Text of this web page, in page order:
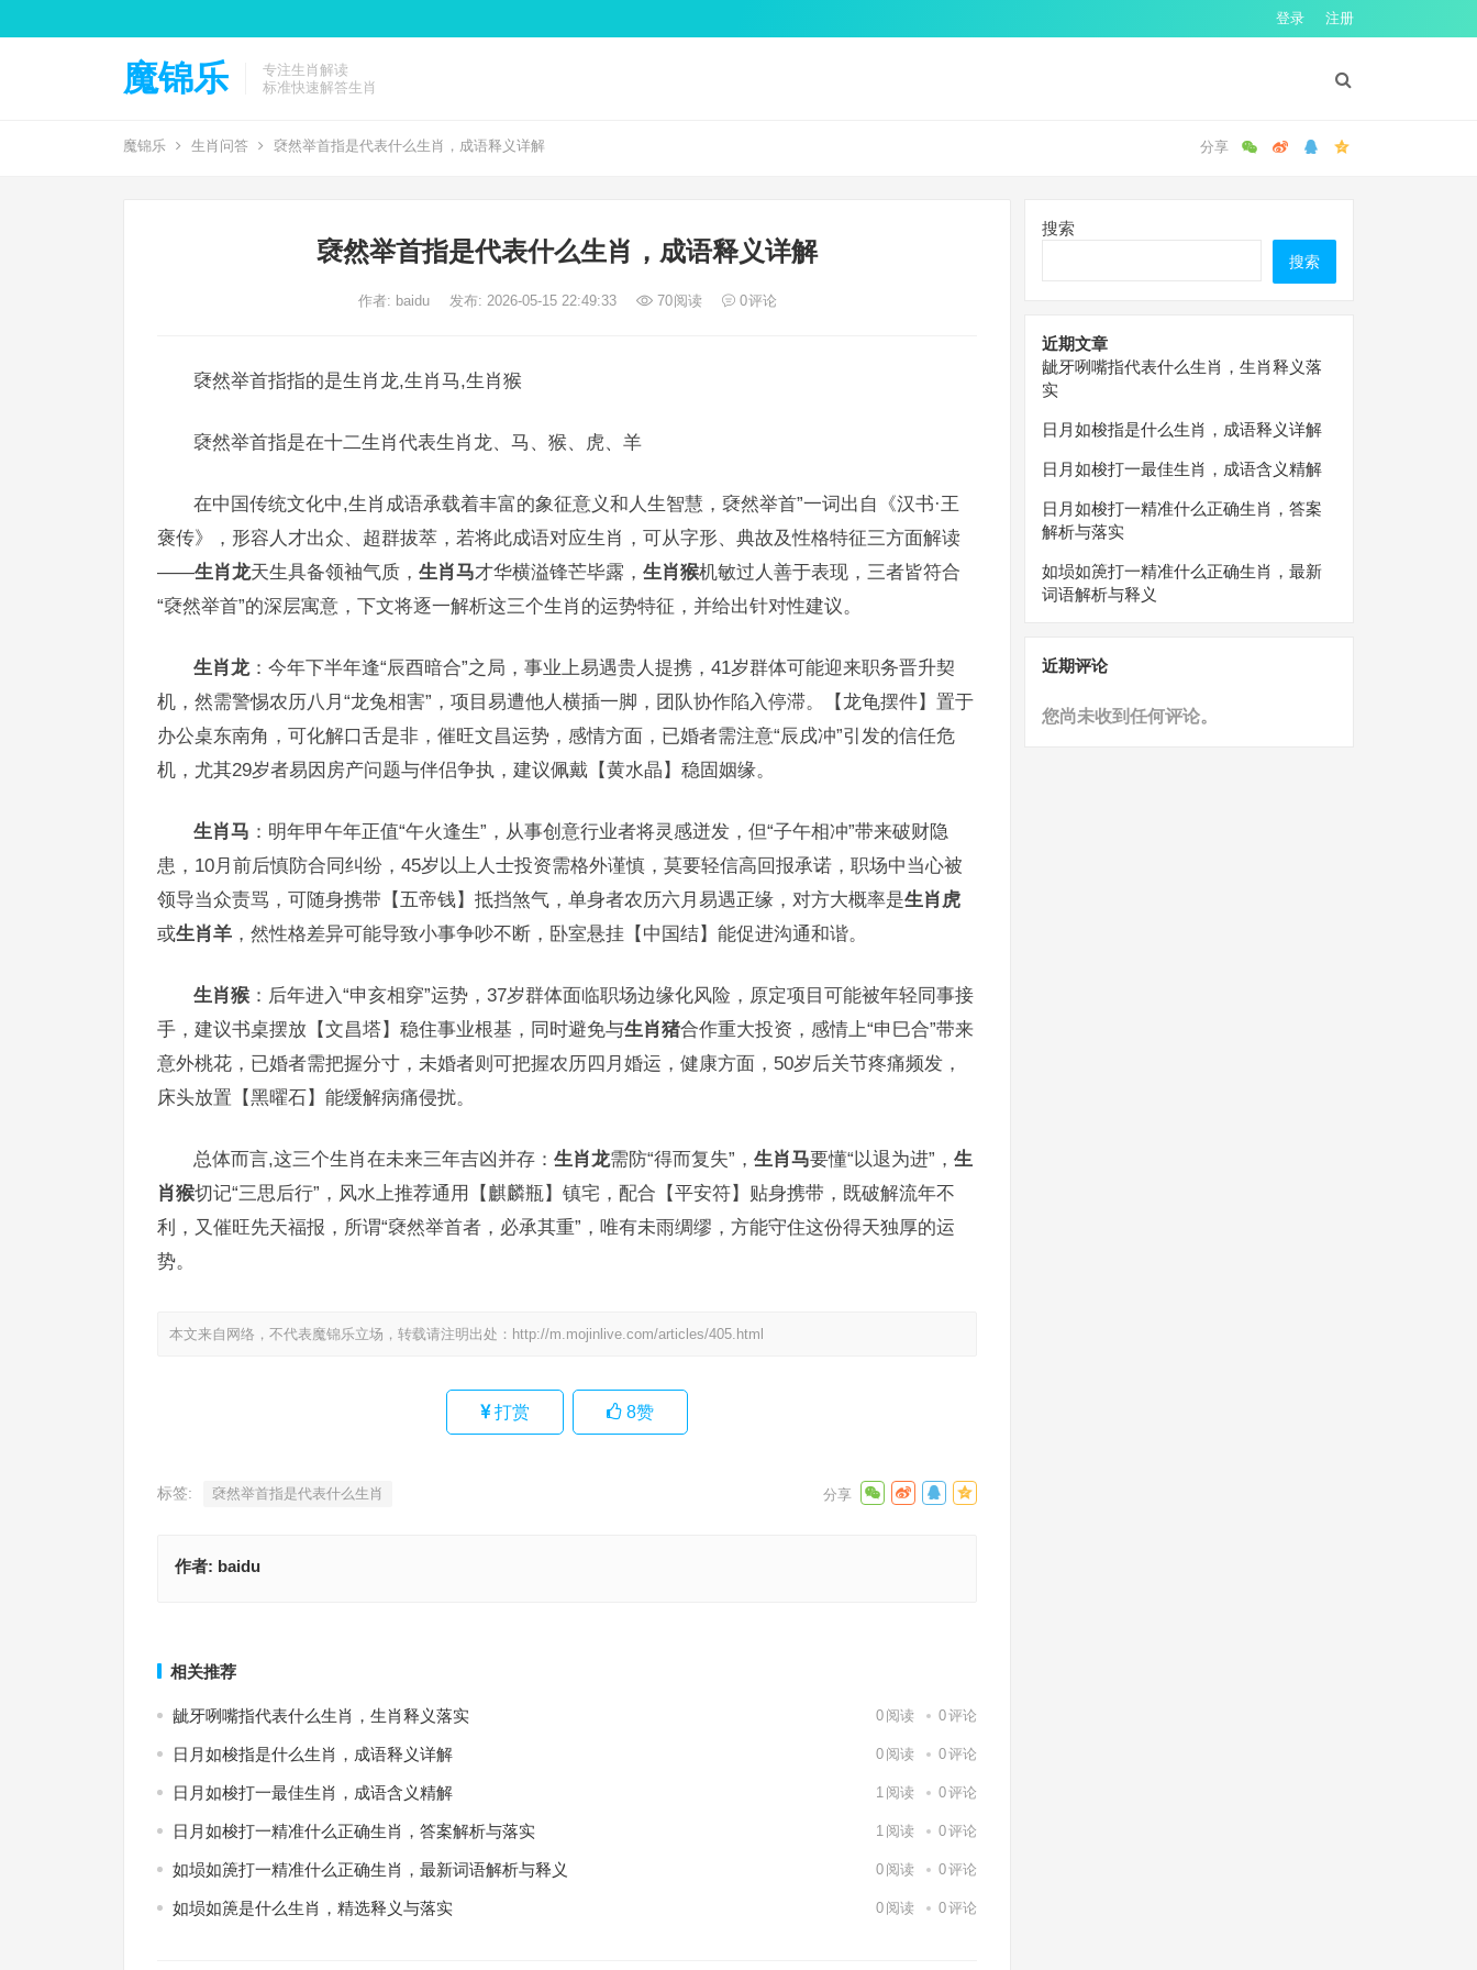
登录 注册
魔锦乐
专注生肖解读
标准快速解答生肖
魔锦乐 生肖问答 褎然举首指是代表什么生肖，成语释义详解
褎然举首指是代表什么生肖，成语释义详解
作者: baidu 发布: 2026-05-15 22:49:33 70阅读 0评论
褎然举首指指的是生肖龙,生肖马,生肖猴
褎然举首指是在十二生肖代表生肖龙、马、猴、虎、羊
在中国传统文化中,生肖成语承载着丰富的象征意义和人生智慧，褎然举首”一词出自《汉书·王
褒传》，形容人才出众、超群拔萃，若将此成语对应生肖，可从字形、典故及性格特征三方面解读
——生肖龙天生具备领袖气质， 生肖马才华横溢锋芒毕露， 生肖猴机敏过人善于表现，三者皆符合
“褎然举首”的深层寓意，下文将逐一解析这三个生肖的运势特征，并给出针对性建议。
生肖龙：今年下半年逢“辰酉暗合”之局，事业上易遇贵人提携，41岁群体可能迎来职务晋升契
机，然需警惕农历八月“龙兔相害”，项目易遭他人横插一脚，团队协作陷入停滞。【龙龟摆件】置于
办公桌东南角，可化解口舌是非，催旺文昌运势，感情方面，已婚者需注意“辰戌冲”引发的信任危
机，尤其29岁者易因房产问题与伴侣争执，建议佩戴【黄水晶】稳固姻缘。
生肖马 ：明年甲午年正值“午火逢生”，从事创意行业者将灵感迸发，但“子午相冲”带来破财隐
患，10月前后慎防合同纠纷，45岁以上人士投资需格外谨慎，莫要轻信高回报承诺，职场中当心被
领导当众责骂，可随身携带【五帝钱】抵挡煞气，单身者农历六月易遇正缘，对方大概率是生肖虎
或生肖羊 ，然性格差异可能导致小事争吵不断，卧室悬挂【中国结】能促进沟通和谐。
生肖猴 ：后年进入“申亥相穿”运势，37岁群体面临职场边缘化风险，原定项目可能被年轻同事接
手，建议书桌摆放【文昌塔】稳住事业根基，同时避免与生肖猪合作重大投资，感情上“申巳合”带来
意外桃花，已婚者需把握分寸，未婚者则可把握农历四月婚运，健康方面，50岁后关节疼痛频发，
床头放置【黑曜石】能缓解病痛侵扰。
总体而言,这三个生肖在未来三年吉凶并存： 生肖龙需防“得而复失”， 生肖马要懂“以退为进”， 生
肖猴切记“三思后行”，风水上推荐通用【麒麟瓶】镇宅，配合【平安符】贴身携带，既破解流年不
利，又催旺先天福报，所谓“褎然举首者，必承其重”，唯有未雨绸缪，方能守住这份得天独厚的运
势。
本文来自网络，不代表魔锦乐立场，转载请注明出处： http://m.mojinlive.com/articles/405.html
打赏 8赞
标签: 褎然举首指是代表什么生肖
作者: baidu
相关推荐
龇牙咧嘴指代表什么生肖，生肖释义落实 0 阅读 0评论
日月如梭指是什么生肖，成语释义详解 0 阅读 0评论
日月如梭打一最佳生肖，成语含义精解 1 阅读 0评论
日月如梭打一精准什么正确生肖，答案解析与落实 1 阅读 0评论
如埙如箎打一精准什么正确生肖，最新词语解析与释义 0 阅读 0评论
如埙如箎是什么生肖，精选释义与落实 0 阅读 0评论
搜索
搜索
近期文章
龇牙咧嘴指代表什么生肖，生肖释义落
实
日月如梭指是什么生肖，成语释义详解
日月如梭打一最佳生肖，成语含义精解
日月如梭打一精准什么正确生肖，答案
解析与落实
如埙如箎打一精准什么正确生肖，最新
词语解析与释义
近期评论
您尚未收到任何评论。